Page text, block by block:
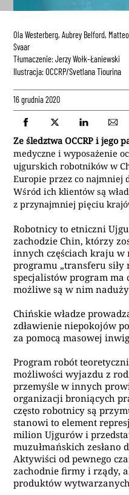
Ola Westerberg, Aubrey Belford,
Svaar
Tłumaczenie: Jerzy Wołk-Łaniewski
Ilustracja: OCCRP/Svetlana Tiourina
16 grudnia 2020
Ze śledztwa OCCRP i jego
medyczne i wyposażenie
ujgurskich robotników w
Europie przez co najmniej
Wśród ich klientów są
z przynajmniej pięciu
Robotnicy to etniczni
zachodzie Chin, którzy
innych częściach kraju
programu „transferu siły
specjalistów program
możliwe są w nim
Chińskie władze
zdławienie niepokojów
za pomocą masowej
Program robót
możliwości wyjazdu z
przemyśle w innych
organizacji broniących
często robotnicy są
stanowi to element
milion Ujgurów i
muzułmańskich zesłano
Aktywiści od pewnego
zachodnie firmy i rządy,
produktów